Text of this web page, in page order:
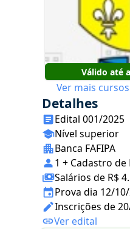
Válido até
Ver mais
Detalhes
Edital 001/2025
Nível superior
Banca FAFIPA
1 + Cadastro de
Salários de R$
Prova dia 12/
Inscrições de
Ver edital